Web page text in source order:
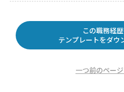
この職務経
テンプレートをダウ
一つ前のペー